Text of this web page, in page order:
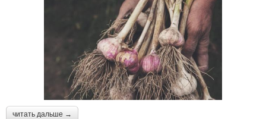
читать дальше →